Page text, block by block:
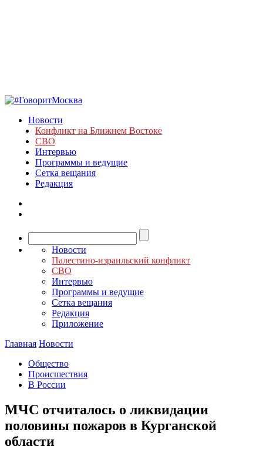
Новости
Конфликт на Ближнем Востоке
СВО
Интервью
Программы и ведущие
Сетка вещания
Редакция
Новости
Палестино-израильский конфликт
СВО
Интервью
Программы и ведущие
Сетка вещания
Редакция
Приложение
Главная Новости
Общество
Происшествия
В России
МЧС отчиталось о ликвидации
половины пожаров в Курганской
области